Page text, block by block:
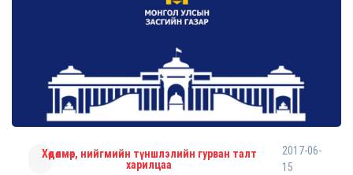
Хөдөлмөр, нийгмийн түншлэлийн гурван талт
харилцаа
2017-06-
15